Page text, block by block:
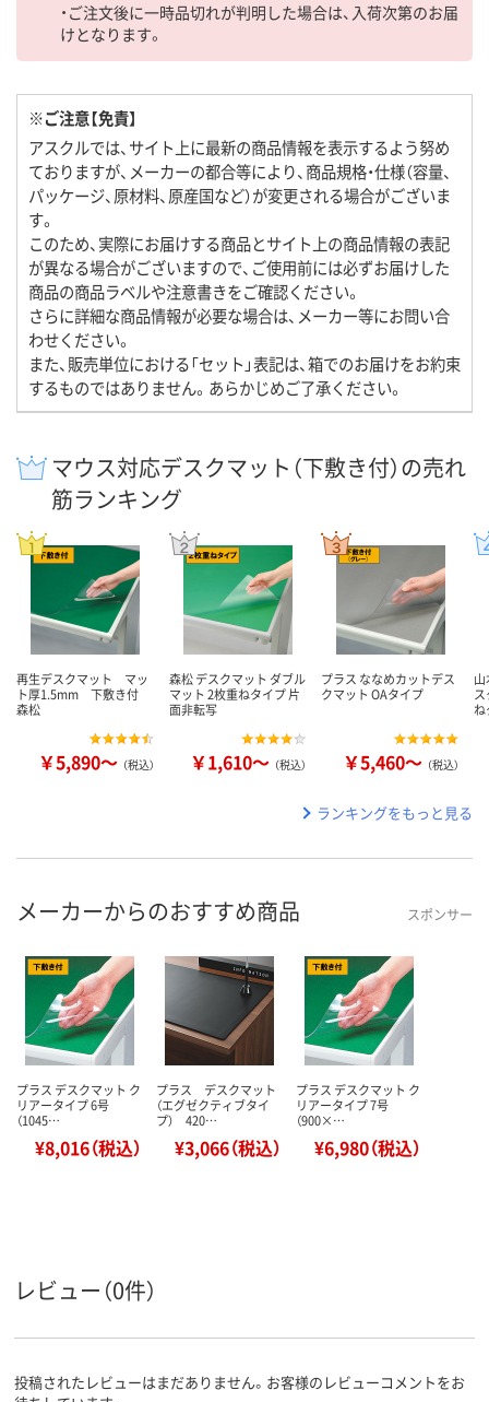
・ご注文後に一時品切れが判明した場合は、入荷次第のお届
けとなります。
※ご注意【免責】
アスクルでは、サイト上に最新の商品情報を表示するよう努め
ておりますが、メーカーの都合等により、商品規格・仕様（容量、
パッケージ、原材料、原産国など）が変更される場合がございま
す。
このため、実際にお届けする商品とサイト上の商品情報の表記
が異なる場合がございますので、ご使用前には必ずお届けした
商品の商品ラベルや注意書きをご確認ください。
さらに詳細な商品情報が必要な場合は、メーカー等にお問い合
わせください。
また、販売単位における「セット」表記は、箱でのお届けをお約束
するものではありません。あらかじめご了承ください。
マウス対応デスクマット（下敷き付）の売れ
筋ランキング
再生デスクマット マッ
ト厚1.5mm 下敷き付
森松
￥5,890～ （税込）
森松 デスクマット ダブル
マット 2枚重ねタイプ 片
面非転写
￥1,610～ （税込）
プラス ななめカットデス
クマット OAタイプ
￥5,460～ （税込）
ね
ランキングをもっと見る
メーカーからのおすすめ商品 スポンサー
プラス デスクマット ク
リアータイプ 6号
（1045…
¥8,016（税込）
プラス デスクマット
（エグゼクティブタイ
プ） 420…
¥3,066（税込）
プラス デスクマット ク
リアータイプ 7号
（900×…
¥6,980（税込）
レビュー（0件）
投稿されたレビューはまだありません。お客様のレビューコメントをお